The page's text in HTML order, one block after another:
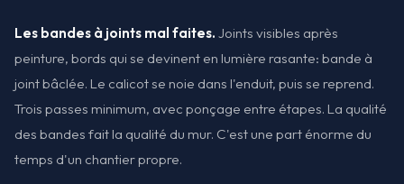
Les bandes à joints mal faites. Joints visibles après
peinture, bords qui se devinent en lumière rasante: bande à
joint bâclée. Le calicot se noie dans l'enduit, puis se reprend.
Trois passes minimum, avec ponçage entre étapes. La qualité
des bandes fait la qualité du mur. C'est une part énorme du
temps d'un chantier propre.